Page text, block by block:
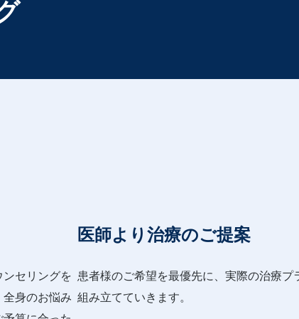
セリングを
身のお悩み
医師より治療のご提案
患者様のご希望を最優先に、実際の治療プ
組み立てていきます。